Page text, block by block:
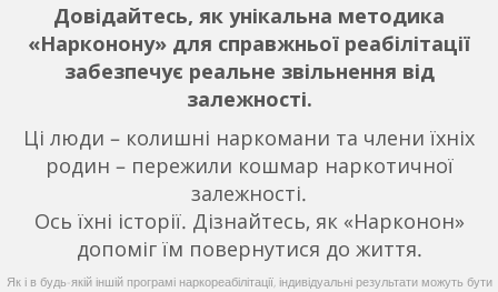
Довідайтесь, як унікальна методика
«Нарконону» для справжньої реабілітації
забезпечує реальне звільнення від
залежності.
Ці люди – колишні наркомани та члени їхніх
родин – пережили кошмар наркотичної
залежності.
Ось їхні історії. Дізнайтесь, як «Нарконон»
допоміг їм повернутися до життя.
Як і в будь-якій іншій програмі наркореабілітації, індивідуальні результати можуть бути